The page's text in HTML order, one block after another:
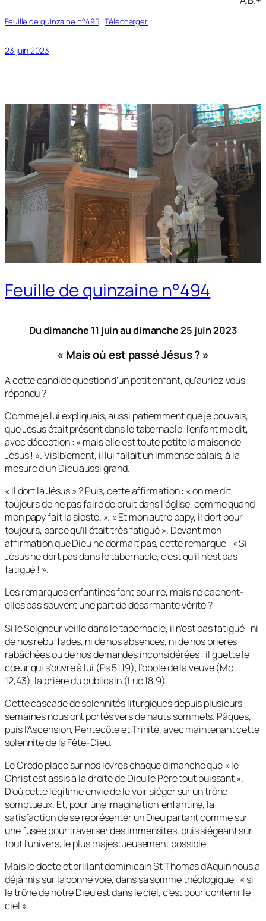
Feuille de quinzaine n°495 Télécharger
23 juin 2023
Feuille de quinzaine n°494
Du dimanche 11 juin au dimanche 25 juin 2023
« Mais où est passé Jésus ?»
A cette candide question d’un petit enfant, qu’auriez vous
répondu ?
Comme je lui expliquais, aussi patiemment que je pouvais,
que Jésus était présent dans le tabernacle, l’enfant me dit,
avec déception : «mais elle est toute petite la maison de
Jésus ! ». Visiblement, il lui fallait un immense palais, à la
mesure d’un Dieu aussi grand.
« Il dort là Jésus» ? Puis, cette affirmation : «on me dit
toujours de ne pas faire de bruit dans l’église, comme quand
mon papy fait la sieste. ». «Et mon autre papy, il dort pour
toujours, parce qu’il était très fatigué ». Devant mon
affirmation que Dieu ne dormait pas, cette remarque : «Si
Jésus ne dort pas dans le tabernacle, c’est qu’il n’est pas
fatigué ! ».
Les remarques enfantines font sourire, mais ne cachent-
elles pas souvent une part de désarmante vérité ?
Si le Seigneur veille dans le tabernacle, il n’est pas fatigué : ni
de nos rebuffades, ni de nos absences, ni de nos prières
rabâchées ou de nos demandes inconsidérées : il guette le
cœur qui s’ouvre à lui (Ps 51,19), l’obole de la veuve (Mc
12,43), la prière du publicain (Luc 18,9).
Cette cascade de solennités liturgiques depuis plusieurs
semaines nous ont portés vers de hauts sommets. Pâques,
puis l’Ascension, Pentecôte et Trinité, avec maintenant cette
solennité de la Fête-Dieu.
Le Credo place sur nos lèvres chaque dimanche que «le
Christ est assis à la droite de Dieu le Père tout puissant».
D’où cette légitime envie de le voir siéger sur un trône
somptueux. Et, pour une imagination enfantine, la
satisfaction de se représenter un Dieu partant comme sur
une fusée pour traverser des immensités, puis siégeant sur
tout l’univers, le plus majestueusement possible.
Mais le docte et brillant dominicain St Thomas d’Aquin nous a
déjà mis sur la bonne voie, dans sa somme théologique : «si
le trône de notre Dieu est dans le ciel, c’est pour contenir le
ciel ».